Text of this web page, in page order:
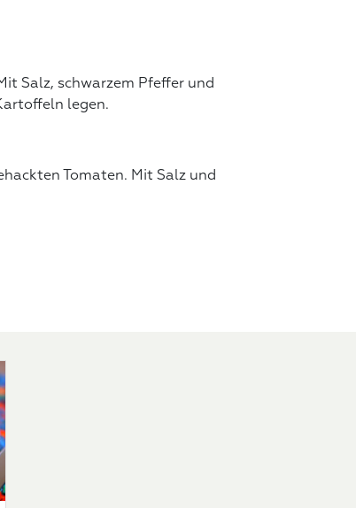
Salz, schwarzem Pfeffer und
legen.
Tomaten. Mit Salz und